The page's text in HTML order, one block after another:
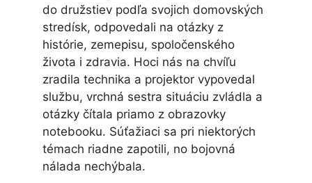
do družstiev podľa svojich domovských
stredísk, odpovedali na otázky z
histórie, zemepisu, spoločenského
života i zdravia. Hoci nás na chvíľu
zradila technika a projektor vypovedal
službu, vrchná sestra situáciu zvládla a
otázky čítala priamo z obrazovky
notebooku. Súťažiaci sa pri niektorých
témach riadne zapotili, no bojovná
nálada nechýbala.